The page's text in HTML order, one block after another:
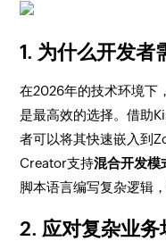
1. 为什么开发者
在2026年的技术环境下
是最高效的选择。借助
者可以将其快速嵌入到
Creator支持混合开发模
脚本语言编写复杂逻辑
2. 应对复杂业务